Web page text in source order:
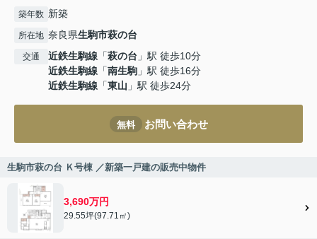
築年数 新築
所在地 奈良県生駒市萩の台
交通 近鉄生駒線 「萩の台 」駅 徒歩10分
近鉄生駒線 「南生駒 」駅 徒歩16分
近鉄生駒線 「東山 」駅 徒歩24分
無料 お問い合わせ
生駒市萩の台 Ｋ号棟 ／新築一戸建の販売中物件
3,690万円
29.55坪(97.71㎡)